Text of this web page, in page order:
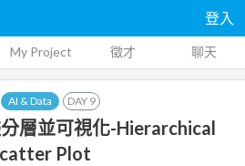
登入
My Project 徵才 聊天
AI & Data DAY 9
分層並可視化-Hierarchical
Plot